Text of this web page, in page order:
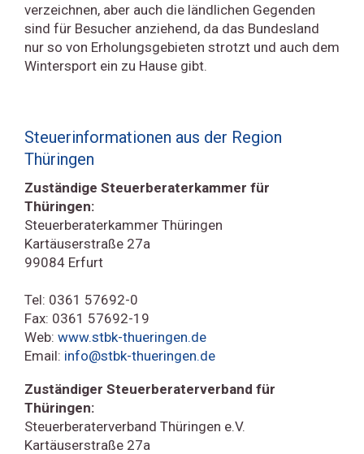
verzeichnen, aber auch die ländlichen Gegenden
sind für Besucher anziehend, da das Bundesland
nur so von Erholungsgebieten strotzt und auch dem
Wintersport ein zu Hause gibt.
Steuerinformationen aus der Region
Thüringen
Zuständige Steuerberaterkammer für
Thüringen:
Steuerberaterkammer Thüringen
Kartäuserstraße 27a
99084 Erfurt
Tel: 0361 57692-0
Fax: 0361 57692-19
Web: www.stbk-thueringen.de
Email: info@stbk-thueringen.de
Zuständiger Steuerberaterverband für
Thüringen:
Steuerberaterverband Thüringen e.V.
Kartäuserstraße 27a